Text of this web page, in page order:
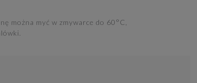
można myć w zmywarce do 60°C,